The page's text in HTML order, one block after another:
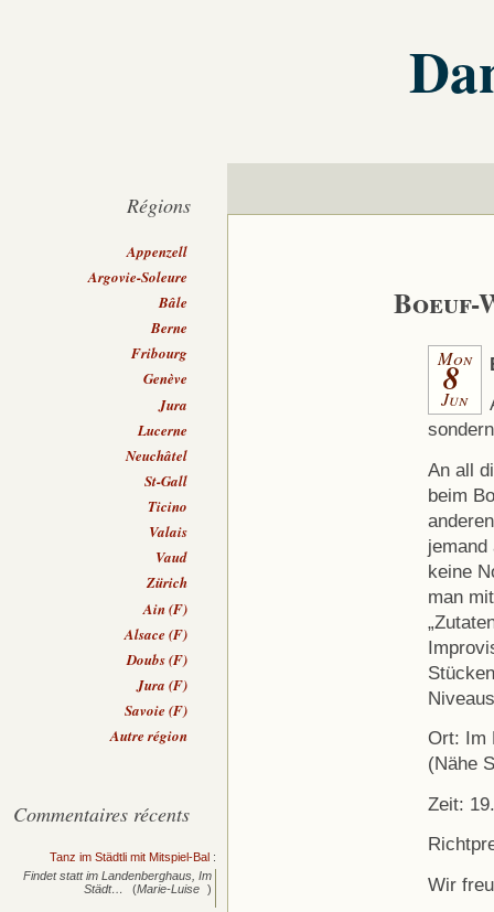
Boeuf-
Mon
8
Jun
An all
beim
keine
man
Ort: Im
(Nähe
Zeit:
Wir
Régions
Appenzell
Argovie-Soleure
Bâle
Berne
Fribourg
Genève
Jura
Lucerne
Neuchâtel
St-Gall
Ticino
Valais
Vaud
Zürich
Ain (F)
Alsace (F)
Doubs (F)
Jura (F)
Savoie (F)
Autre région
Commentaires récents
Tanz im Städtli mit Mitspiel-Bal :
Findet statt im Landenberghaus, Im
Städt…
(Marie-Luise )